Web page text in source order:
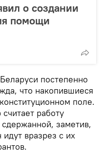
о создании
помощи
постепенно
что накопившиеся
поле.
работу
заметив,
вразрез с их